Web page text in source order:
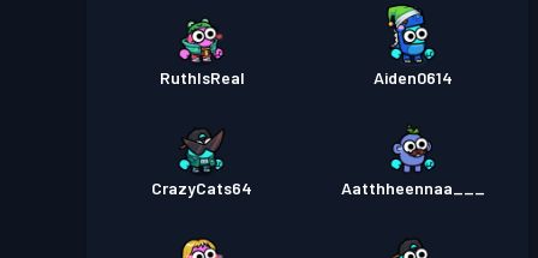
RuthIsReal Aiden0614
CrazyCats64 Aatthheennaa___